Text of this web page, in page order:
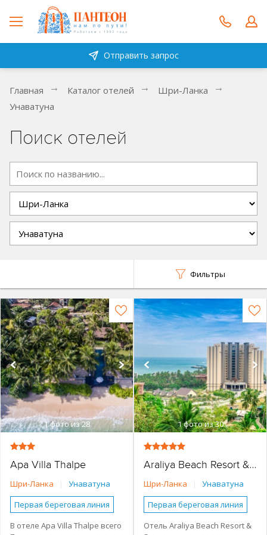
Отправить запрос
Главная Каталог отелей
Шри-Ланка
Унаватуна
Поиск отелей
Фильтры
1фото из 28
Apa Villa Thalpe
Шри-Ланка
Унаватуна
Первая береговая линия
Небольшой отель
В отеле Apa Villa Thalpe всего
1фото из 30
Araliya Beach Resort & Spa
Шри-Ланка
Унаватуна
Первая береговая линия
Наличие туристической
инфраструктуры рядом
Отель Araliya Beach Resort &